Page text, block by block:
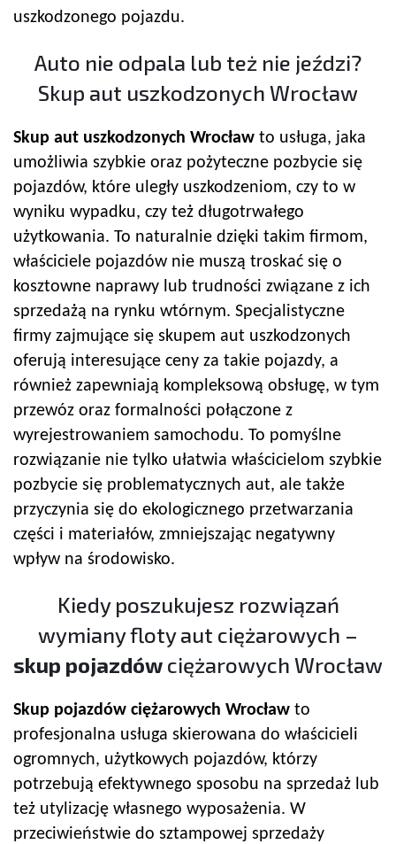
uszkodzonego pojazdu.
Auto nie odpala lub też nie jeździ?
Skup aut uszkodzonych Wrocław
Skup aut uszkodzonych Wrocław to usługa, jaka
umożliwia szybkie oraz pożyteczne pozbycie się
pojazdów, które uległy uszkodzeniom, czy to w
wyniku wypadku, czy też długotrwałego
użytkowania. To naturalnie dzięki takim firmom,
właściciele pojazdów nie muszą troskać się o
kosztowne naprawy lub trudności związane z ich
sprzedażą na rynku wtórnym. Specjalistyczne
firmy zajmujące się skupem aut uszkodzonych
oferują interesujące ceny za takie pojazdy, a
również zapewniają kompleksową obsługę, w tym
przewóz oraz formalności połączone z
wyrejestrowaniem samochodu. To pomyślne
rozwiązanie nie tylko ułatwia właścicielom szybkie
pozbycie się problematycznych aut, ale także
przyczynia się do ekologicznego przetwarzania
części i materiałów, zmniejszając negatywny
wpływ na środowisko.
Kiedy poszukujesz rozwiązań
wymiany floty aut ciężarowych –
skup pojazdów ciężarowych Wrocław
Skup pojazdów ciężarowych Wrocław to
profesjonalna usługa skierowana do właścicieli
ogromnych, użytkowych pojazdów, którzy
potrzebują efektywnego sposobu na sprzedaż lub
też utylizację własnego wyposażenia. W
przeciwieństwie do sztampowej sprzedaży